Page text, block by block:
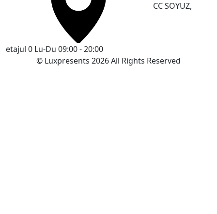
CC SOYUZ,
etajul 0 Lu-Du 09:00 - 20:00
© Luxpresents 2026 All Rights Reserved